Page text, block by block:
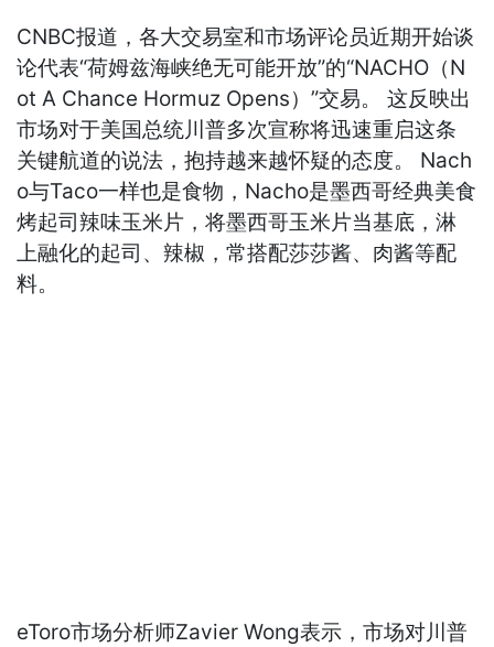
CNBC报道，各大交易室和市场评论员近期开始谈
论代表“荷姆兹海峡绝无可能开放”的“NACHO（N
ot A Chance Hormuz Opens）”交易。 这反映出
市场对于美国总统川普多次宣称将迅速重启这条
关键航道的说法，抱持越来越怀疑的态度。 Nach
o与Taco一样也是食物，Nacho是墨西哥经典美食
烤起司辣味玉米片，将墨西哥玉米片当基底，淋
上融化的起司、辣椒，常搭配莎莎酱、肉酱等配
料。
eToro市场分析师Zavier Wong表示，市场对川普